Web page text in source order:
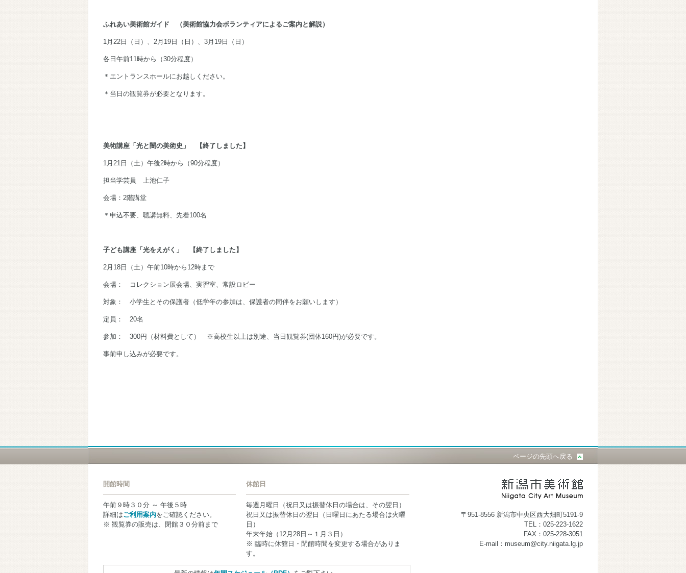
ふれあい美術館ガイド （美術館協力会ボランティアによるご案内と解説）
1月22日（日）、2月19日（日）、3月19日（日）
各日午前11時から（30分程度）
＊エントランスホールにお越しください。
＊当日の観覧券が必要となります。
美術講座「光と闇の美術史」 【終了しました】
1月21日（土）午後2時から（90分程度）
担当学芸員 上池仁子
会場：2階講堂
＊申込不要、聴講無料、先着100名
子ども講座「光をえがく」 【終了しました】
2月18日（土）午前10時から12時まで
会場： コレクション展会場、実習室、常設ロビー
対象： 小学生とその保護者（低学年の参加は、保護者の同伴をお願いします）
定員： 20名
参加： 300円（材料費として） ※高校生以上は別途、当日観覧券(団体160円)が必要です。
事前申し込みが必要です。
ページの先頭へ戻る
開館時間
午前９時３０分 ～ 午後５時
詳細はご利用案内をご確認ください。
※ 観覧券の販売は、閉館３０分前まで
休館日
毎週月曜日（祝日又は振替休日の場合は、その翌日）
祝日又は振替休日の翌日（日曜日にあたる場合は火曜
日）
年末年始（12月28日～１月３日）
※ 臨時に休館日・閉館時間を変更する場合がありま
す。
〒951-8556 新潟市中央区西大畑町5191-9
TEL：025-223-1622
FAX：025-228-3051
E-mail：museum@city.niigata.lg.jp